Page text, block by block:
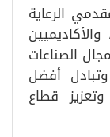
الرعاية
الصناعات
وتبادل أفضل
وتعزيز قطاع